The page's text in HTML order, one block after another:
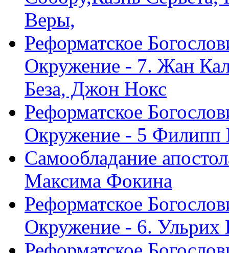
Веры,
Реформатское
Окружение - 7. Жан
Беза, Джон Нокс
Реформатское
Окружение - 5 Филипп
Самообладание
Максима Фокина
Реформатское
Окружение - 6. Ульрих